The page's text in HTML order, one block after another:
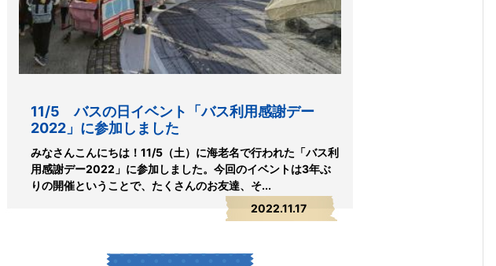
11/5 バスの日イベント「バス利用感謝デー
2022」に参加しました
みなさんこんにちは！11/5（土）に海老名で行われた「バス利
用感謝デー2022」に参加しました。今回のイベントは3年ぶ
りの開催ということで、たくさんのお友達、そ...
2022.11.17